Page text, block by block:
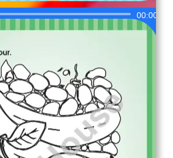
Audio
Player
00:00